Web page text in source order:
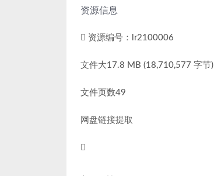
资源信息
资源编号：lr2100006
文件大17.8 MB (18,710,577 字节)
文件页数49
网盘链接提取